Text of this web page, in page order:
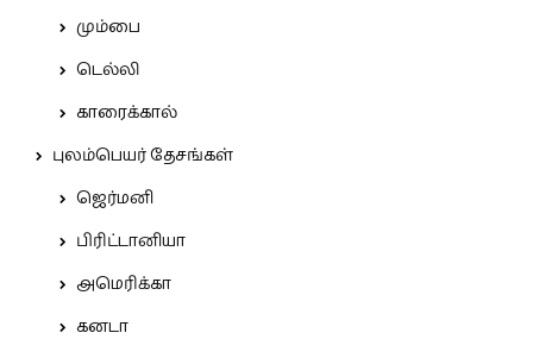
மும்பை
டெல்லி
காரைக்கால்
புலம்பெயர் தேசங்கள்
ஜெர்மனி
பிரிட்டானியா
அமெரிக்கா
கனடா